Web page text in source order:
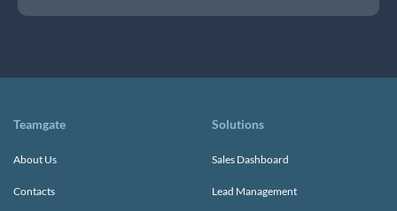
Teamgate
About Us
Contacts
Solutions
Sales Dashboard
Lead Management